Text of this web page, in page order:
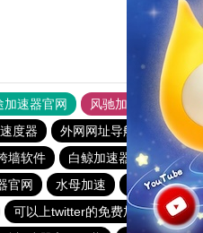
加速器官网 风驰加速器
旋
度器 外网网址导航 软件中
墙软件 白鲸加速器 海鸥加
官网 水母加速 银河vqn官网
可以上twitter的免费加速器 梯